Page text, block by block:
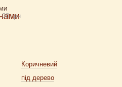
грн
Коричневий
під дерево